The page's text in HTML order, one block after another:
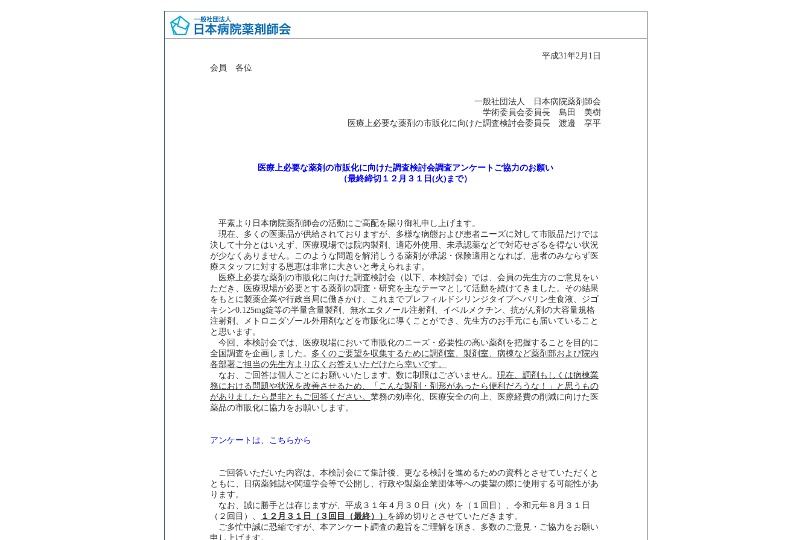
平成31年2月1日
会員 各位
一般社団法人 日本病院薬剤師会
学術委員会委員長 島田 美樹
医療上必要な薬剤の市販化に向けた調査検討会委員長 渡邉 享平
医療上必要な薬剤の市販化に向けた調査検討会調査アンケートご協力のお願い
（最終締切１２月３１日(火)まで）
平素より日本病院薬剤師会の活動にご高配を賜り御礼申し上げます。
現在、多くの医薬品が供給されておりますが、多様な病態および患者ニーズに対して市販品だけでは
決して十分とはいえず、医療現場では院内製剤、適応外使用、未承認薬などで対応せざるを得ない状況
が少なくありません。このような問題を解消しうる薬剤が承認・保険適用となれば、患者のみならず医
療スタッフに対する恩恵は非常に大きいと考えられます。
医療上必要な薬剤の市販化に向けた調査検討会（以下、本検討会）では、会員の先生方のご意見をい
ただき、医療現場が必要とする薬剤の調査・研究を主なテーマとして活動を続けてきました。その結果
をもとに製薬企業や行政当局に働きかけ、これまでプレフィルドシリンジタイプヘパリン生食液、ジゴ
キシン0.125mg錠等の半量含量製剤、無水エタノール注射剤、イベルメクチン、抗がん剤の大容量規格
注射剤、メトロニダゾール外用剤などを市販化に導くことができ、先生方のお手元にも届いていること
と思います。
今回、本検討会では、医療現場において市販化のニーズ・必要性の高い薬剤を把握することを目的に
全国調査を企画しました。 多くのご要望を収集するために調剤室、製剤室、病棟など薬剤部および院内
各部署ご担当の先生方より広くお答えいただけたら幸いです。
なお、ご回答は個人ごとにお願いいたします。数に制限はございません。 現在、調剤もしくは病棟業
務における問題や状況を改善させるため、「こんな製剤・剤形があったら便利だろうな！」と思うもの
がありましたら是非ともご回答ください。 業務の効率化、医療安全の向上、医療経費の削減に向けた医
薬品の市販化に協力をお願いします。
アンケートは、こちらから
ご回答いただいた内容は、本検討会にて集計後、更なる検討を進めるための資料とさせていただくと
ともに、日病薬雑誌や関連学会等で公開し、行政や製薬企業団体等への要望の際に使用する可能性があ
ります。
なお、誠に勝手とは存じますが、平成３１年４月３０日（火）を（１回目）、令和元年８月３１日
（２回目）、
１２月３１日（３回目（最終）） を締め切りとさせていただきます。
ご多忙中誠に恐縮ですが、本アンケート調査の趣旨をご理解を頂き、多数のご意見・ご協力をお願い
申し上げます。